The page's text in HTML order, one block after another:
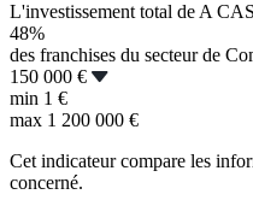
L'investissement total de A
48%
des franchises du secteur de
150 000 €
min 1 €
max 1 200 000 €
Cet indicateur compare les
concerné.